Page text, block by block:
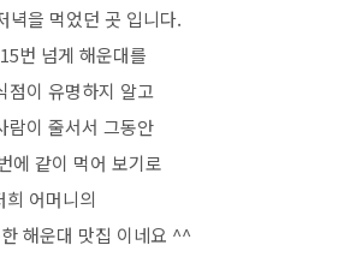
녁을 먹었던 곳 입니다.
번 넘게 해운대를
점이 유명하지 알고
람이 줄서서 그동안
에 같이 먹어 보기로
어머니의
해운대 맛집 이네요 ^^